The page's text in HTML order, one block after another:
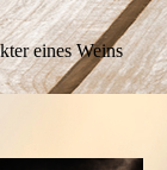
eines Weins